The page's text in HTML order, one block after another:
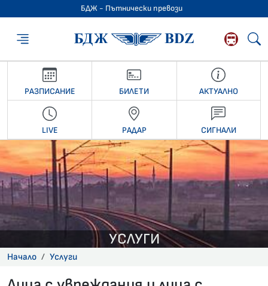
БДЖ - Пътнически превози
БДЖ -
РАЗПИСАНИЕ БИЛЕТИ АКТУАЛНО
LIVE РАДАР СИГНАЛИ
УСЛУГИ
Начало Услуги